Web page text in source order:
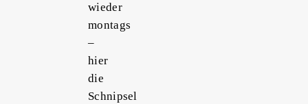
wieder
montags
–
hier
die
Schnipsel